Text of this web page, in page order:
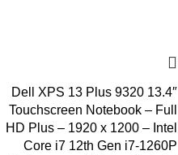
Dell XPS 13 Plus 9320 13.4″
Touchscreen Notebook – Full
HD Plus – 1920 x 1200 – Intel
Core i7 12th Gen i7-1260P